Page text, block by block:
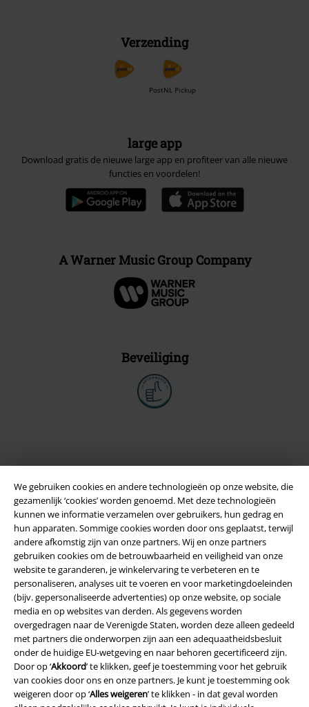
We gebruiken cookies en andere technologieën op onze website, die
gezamenlijk ‘cookies’ worden genoemd. Met deze technologieën
kunnen we informatie verzamelen over gebruikers, hun gedrag en
hun apparaten. Sommige cookies worden door ons geplaatst, terwijl
andere afkomstig zijn van onze partners. Wij en onze partners
gebruiken cookies om de betrouwbaarheid en veiligheid van onze
website te garanderen, je winkelervaring te verbeteren en te
personaliseren, analyses uit te voeren en voor marketingdoeleinden
(bijv. gepersonaliseerde advertenties) op onze website, op sociale
media en op websites van derden. Als gegevens worden
overgedragen naar de Verenigde Staten, worden deze alleen gedeeld
met partners die onderworpen zijn aan een adequaatheidsbesluit
onder de huidige EU-wetgeving en naar behoren gecertificeerd zijn.
Door op ‘Akkoord’ te klikken, geef je toestemming voor het gebruik
van cookies door ons en onze partners. Je kunt je toestemming ook
weigeren door op ‘Alles weigeren’ te klikken - in dat geval worden
Verzending
PostNL Pickup
large app
Download gratis de nieuwe large app en profiteer van alle nieuwe
functies en voordelen!
A Warner Music Group Company
Beveiliging
Legal
Algemene Voorwaarden
Bedrijfsgegevens
Privacyverklaring
Verklaring van conformiteit